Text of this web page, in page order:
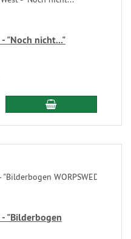
"Noch nicht..."
"Bilderbogen